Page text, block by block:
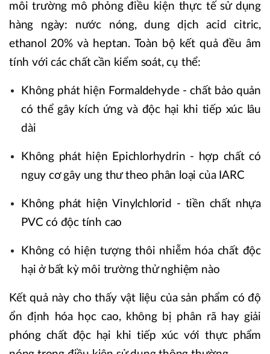
môi trường mô phỏng điều kiện thực tế sử dụng
hàng ngày: nước nóng, dung dịch acid citric,
ethanol 20% và heptan. Toàn bộ kết quả đều âm
tính với các chất cần kiểm soát, cụ thể:
Không phát hiện Formaldehyde - chất bảo quản
có thể gây kích ứng và độc hại khi tiếp xúc lâu
dài
Không phát hiện Epichlorhydrin - hợp chất có
nguy cơ gây ung thư theo phân loại của IARC
Không phát hiện Vinylchlorid - tiền chất nhựa
PVC có độc tính cao
Không có hiện tượng thôi nhiễm hóa chất độc
hại ở bất kỳ môi trường thử nghiệm nào
Kết quả này cho thấy vật liệu của sản phẩm có độ
ổn định hóa học cao, không bị phân rã hay giải
phóng chất độc hại khi tiếp xúc với thực phẩm